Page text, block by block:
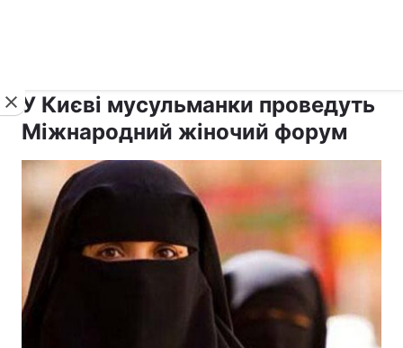
У Києві мусульманки проведуть
Міжнародний жіночий форум